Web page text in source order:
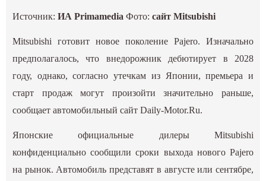
Источник:ИА Primamedia Фото:сайт Mitsubishi
Mitsubishi готовит новое поколение Pajero. Изначально
предполагалось, что внедорожник дебютирует в 2028
году, однако, согласно утечкам из Японии, премьера и
старт продаж могут произойти значительно раньше,
сообщает автомобильный сайт Daily-Motor.Ru.
Японские официальные дилеры Mitsubishi
конфиденциально сообщили сроки выхода нового Pajero
на рынок. Автомобиль представят в августе или сентябре,